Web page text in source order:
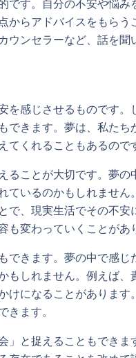
です。自分の不安や悩み
からアドバイスをもらう
ウンセラーなど、話を聞
を感じさせるものです。
できます。夢は、私たち
てくれることもあるので
ることが大切です。夢の
ているのかもしれません
で、現実生活でその不安
も変わっていくことがあ
できます。夢の中で感じ
もしれません。例えば、
けになることがあります
きます。
」と捉えることもできま